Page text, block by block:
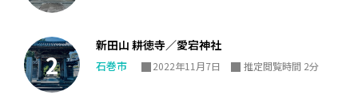
新田山 耕徳寺／愛宕神社
石巻市 2022年11月7日 推定閲覧時間 2分